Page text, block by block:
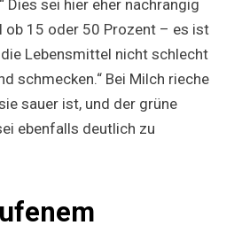
Dies sei hier eher nachrangig
ob 15 oder 50 Prozent – es ist
Lebensmittel nicht schlecht
schmecken.“ Bei Milch rieche
sauer ist, und der grüne
ebenfalls deutlich zu